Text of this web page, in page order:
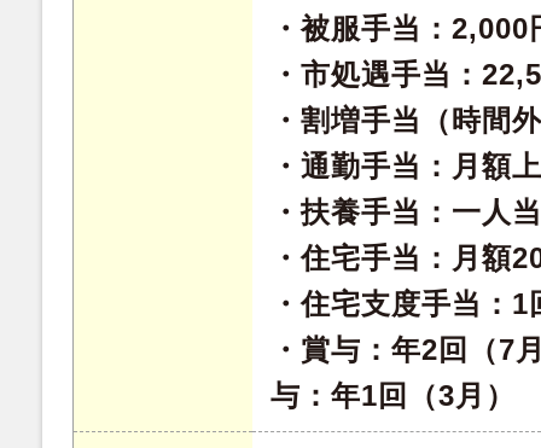
・被服手当：2,000
・市処遇手当：
・割増手当（時間
・通勤手当：月額
・扶養手当：一人
・住宅手当：月額
・住宅支度手当：
・賞与：年2回（7
与：年1回（3月）